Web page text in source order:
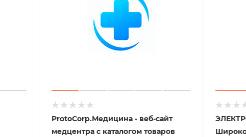
ProtoCorp.Медицина - веб-сайт
медцентра с каталогом товаров